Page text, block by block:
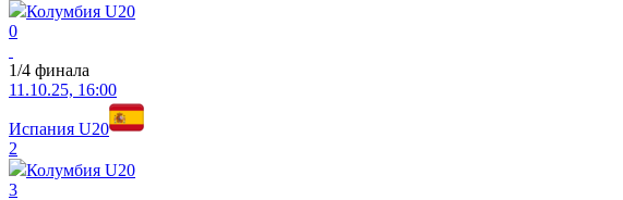
Колумбия U20
0
1/4 финала
11.10.25, 16:00
Испания U20
2
Колумбия U20
3